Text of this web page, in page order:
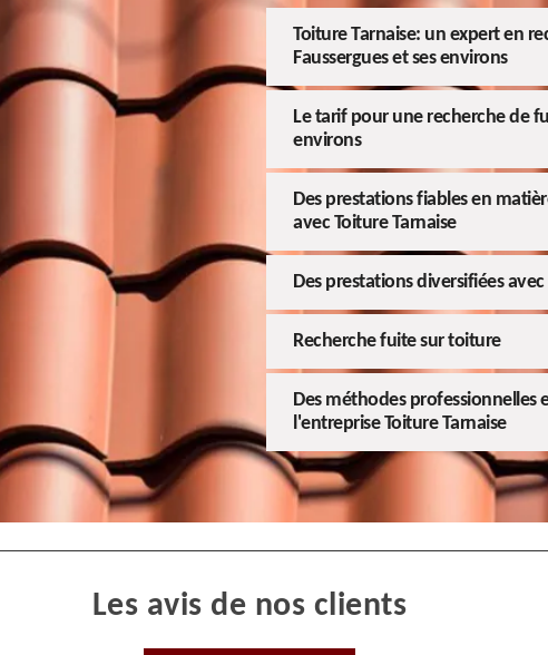
Toiture Tarnaise: un expert en
Faussergues et ses environs
Le tarif pour une recherche de
environs
Des prestations fiables en
avec Toiture Tarnaise
Des prestations diversifiées
Recherche fuite sur toiture
Des méthodes professionnelles
l'entreprise Toiture Tarnaise
Les avis de nos clients